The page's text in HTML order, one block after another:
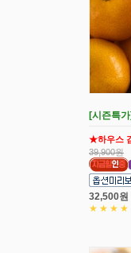
[시즌특가]
★하우스
39,900원
32,500원
★★★★